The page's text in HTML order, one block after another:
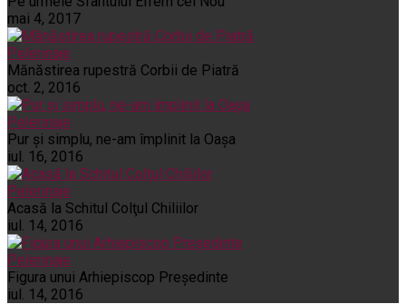
mai 4, 2017
Pelerinaje
Mănăstirea rupestră Corbii de Piatră
oct. 2, 2016
Pelerinaje
Pur şi simplu, ne-am împlinit la Oaşa
iul. 16, 2016
Pelerinaje
Acasă la Schitul Colţul Chiliilor
iul. 14, 2016
Pelerinaje
Figura unui Arhiepiscop Preşedinte
iul. 14, 2016